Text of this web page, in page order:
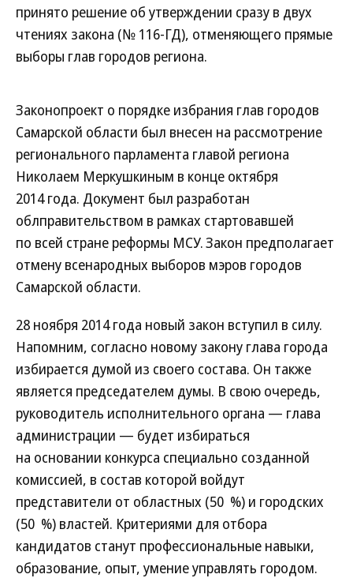
принято решение об утверждении сразу в двух
чтениях закона (№ 116‑ГД), отменяющего прямые
выборы глав городов региона.
Законопроект о порядке избрания глав городов
Самарской области был внесен на рассмотрение
регионального парламента главой региона
Николаем Меркушкиным в конце октября
2014 года. Документ был разработан
облправительством в рамках стартовавшей
по всей стране реформы МСУ. Закон предполагает
отмену всенародных выборов мэров городов
Самарской области.
28 ноября 2014 года новый закон вступил в силу.
Напомним, согласно новому закону глава города
избирается думой из своего состава. Он также
является председателем думы. В свою очередь,
руководитель исполнительного органа — глава
администрации — будет избираться
на основании конкурса специально созданной
комиссией, в состав которой войдут
представители от областных (50 %) и городских
(50 %) властей. Критериями для отбора
кандидатов станут профессиональные навыки,
образование, опыт, умение управлять городом.